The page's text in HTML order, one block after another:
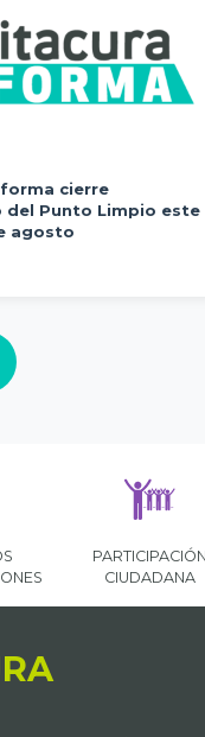
cierre
del Punto Limpio este
agosto
REGISTRO
FOTOGRÁFICO